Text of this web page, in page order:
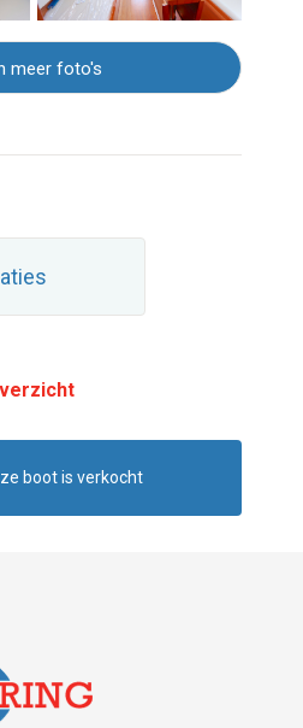
meer foto's
boot is verkocht